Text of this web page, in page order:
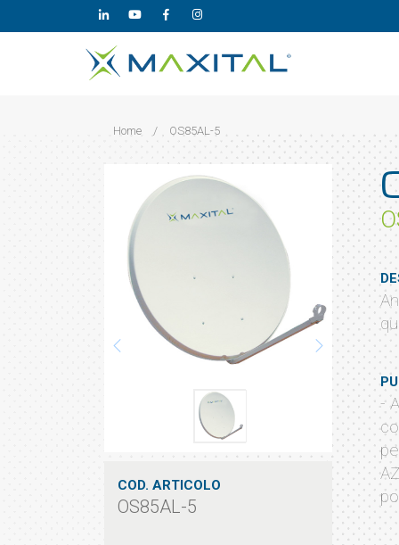
Home / OS85AL-5
COD. ARTICOLO
OS85AL-5
-